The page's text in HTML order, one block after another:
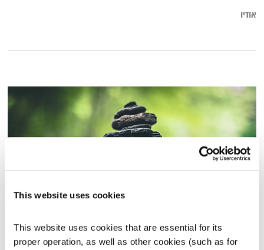
This website uses cookies
This website uses cookies that are essential for its
proper operation, as well as other cookies (such as for
אודיו
רבות הדרכים
שדרנים מתחלפים